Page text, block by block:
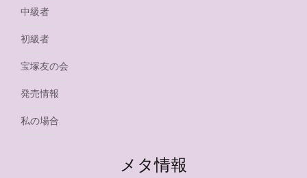
中級者
初級者
宝塚友の会
発売情報
私の場合
メタ情報